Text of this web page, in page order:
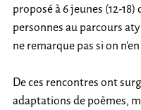
proposé à 6 jeunes (12-
personnes au parcours
ne remarque pas si on
De ces rencontres ont
adaptations de poèmes,